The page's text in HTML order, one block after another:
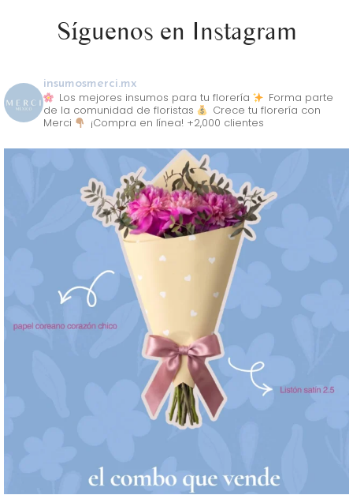
Síguenos en Instagram
insumosmerci.mx
Los mejores insumos para tu florería
Forma parte
de la comunidad de floristas
Crece tu florería con
Merci
¡Compra en línea! +2,000 clientes